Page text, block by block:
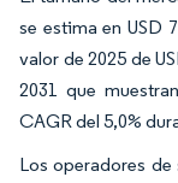
se estima en USD
valor de 2025 de
2031 que
CAGR del 5,0%
Los operadores